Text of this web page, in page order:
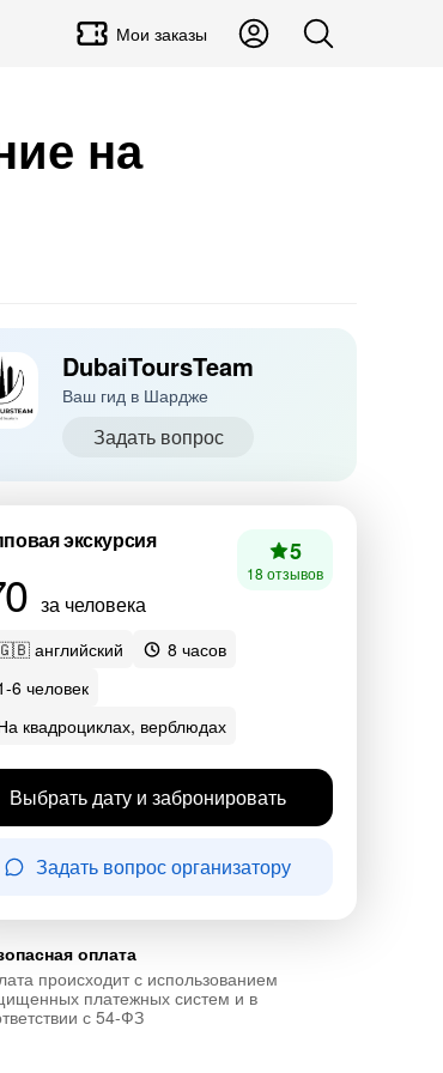
Мои заказы
на
DubaiToursTeam
Ваш гид в Шардже
Задать вопрос
экскурсия
за человека
5
18 отзывов
английский
8 часов
6 человек
квадроциклах, верблюдах
Выбрать дату и забронировать
Задать вопрос организатору
оплата
происходит с использованием
платежных систем и в
с 54-ФЗ